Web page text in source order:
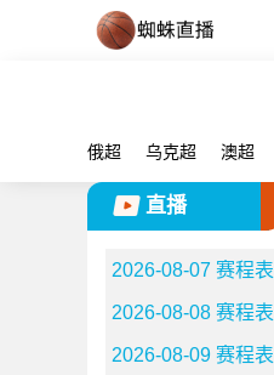
俄超 乌克超 澳超
直播
2026-08-07 赛程表
2026-08-08 赛程表
2026-08-09 赛程表